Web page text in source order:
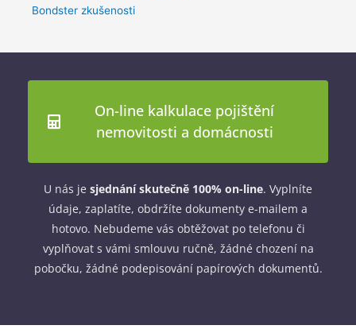
Bondster zkušenosti
On-line kalkulace pojištění
nemovitosti a domácnosti
U nás je sjednání skutečně 100% on-line. Vyplníte
údaje, zaplatíte, obdržíte dokumenty e-mailem a
hotovo. Nebudeme vás obtěžovat po telefonu či
vyplňovat s vámi smlouvu ručně, žádné chození na
pobočku, žádné podepisování papírových dokumentů.